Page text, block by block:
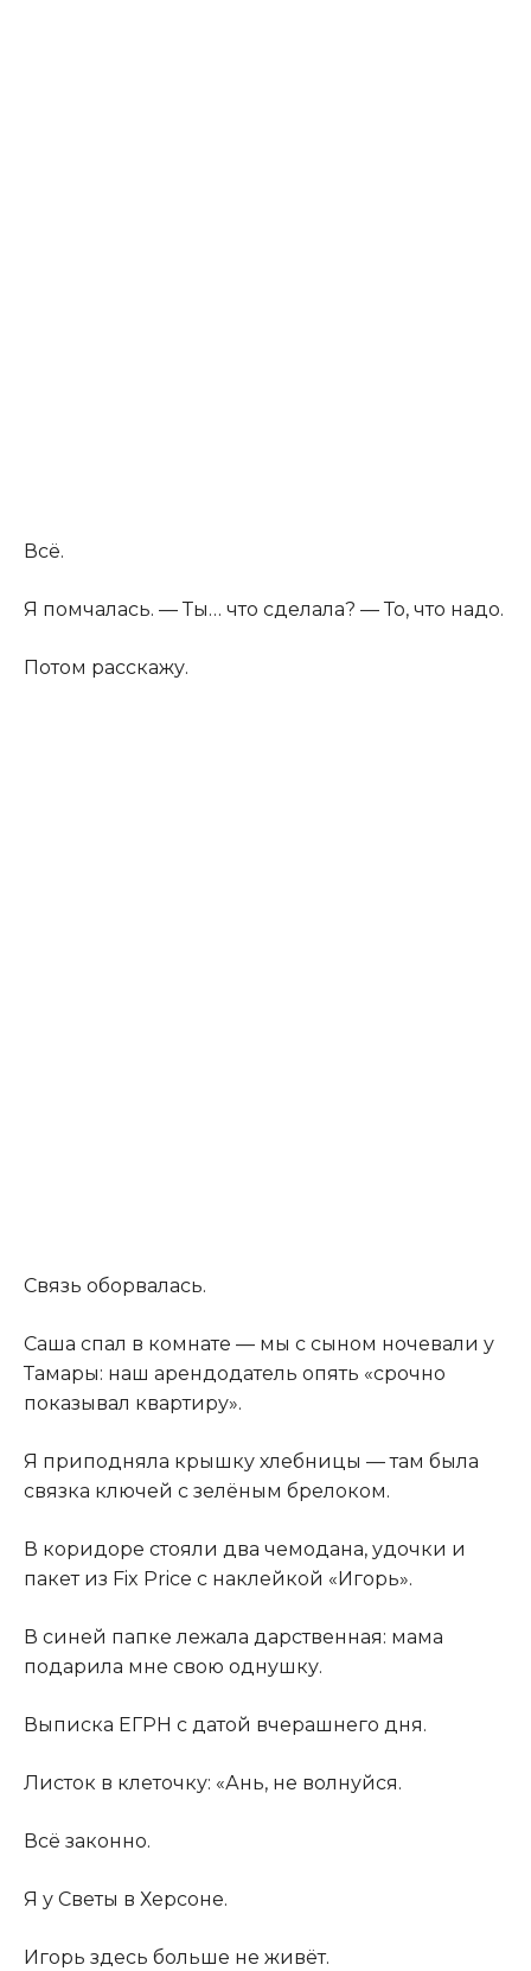
Всё.
Я помчалась. — Ты… что сделала? — То, что надо.
Потом расскажу.
Связь оборвалась.
Саша спал в комнате — мы с сыном ночевали у
Тамары: наш арендодатель опять «срочно
показывал квартиру».
Я приподняла крышку хлебницы — там была
связка ключей с зелёным брелоком.
В коридоре стояли два чемодана, удочки и
пакет из Fix Price с наклейкой «Игорь».
В синей папке лежала дарственная: мама
подарила мне свою однушку.
Выписка ЕГРН с датой вчерашнего дня.
Листок в клеточку: «Ань, не волнуйся.
Всё законно.
Я у Светы в Херсоне.
Игорь здесь больше не живёт.